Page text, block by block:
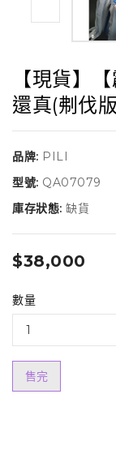
【現貨】
還真(刜伐
品牌: PILI
型號: QA07079
庫存狀態: 缺貨
$38,000
數量
售完